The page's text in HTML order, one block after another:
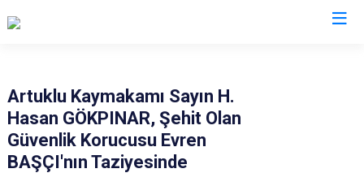
Dargeçit
Derik
Nusaybin
Artuklu Kaymakamı Sayın H.
Hasan GÖKPINAR, Şehit Olan
Güvenlik Korucusu Evren
BAŞÇI'nın Taziyesinde